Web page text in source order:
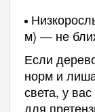
м) — не
Если
норм и
света, у
для